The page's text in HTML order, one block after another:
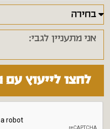
לחצו לייעוץ עם